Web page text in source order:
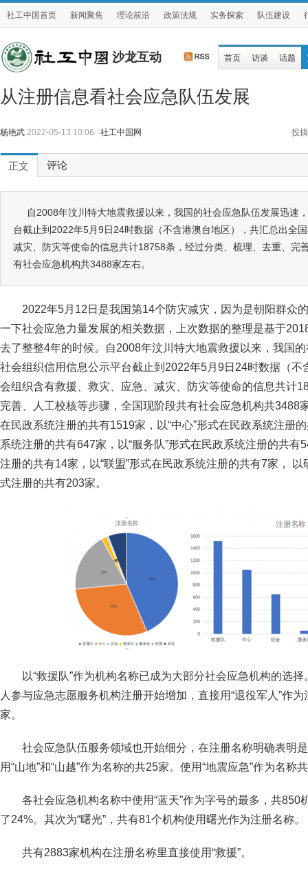
社工中国首页 新闻聚焦 理论前沿 政策法规 实务探索 队伍建设
沙龙互动 首页 访谈 话题
从注册信息看社会应急队伍发展
杨艳武 2022-05-13 10:06 社工中国网 投搞
正文 评论
自2008年汶川特大地震救援以来，我国的社会应急队伍发展迅速
台截止到2022年5月9日24时数据（不含港澳台地区），共汇总出全
减灾、防灾等使命的信息共计18758条，经过分类、梳理、去重、完
有社会应急机构共3488家左右。
2022年5月12日是我国第14个防灾减灾，因为是朝阳群众
一下社会应急力量发展的相关数据，上次数据的整理是基于
去了整整4年的时候。自2008年汶川特大地震救援以来，我国
社会组织信用信息公示平台截止到2022年5月9日24时数据（
会组织含有救援、救灾、应急、减灾、防灾等使命的信息共计
完善、人工校核等步骤，全国现阶段共有社会应急机构共3488
在民政系统注册的共有1519家，以“中心”形式在民政系统注册
系统注册的共有647家，以“服务队”形式在民政系统注册的共有
注册的共有14家，以“联盟”形式在民政系统注册的共有7家，
式注册的共有203家。
以“救援队”作为机构名称已成为大部分社会应急机构的选
人参与应急志愿服务机构注册开始增加，直接用“退役军人”作
家。
社会应急队伍服务领域也开始细分，在注册名称明确表明
用“山地”和“山越”作为名称的共25家。使用“地震应急”作为名称
各社会应急机构名称中使用“蓝天”作为字号的最多，共
了24%。其次为“曙光”，共有81个机构使用曙光作为注册名称。
共有2883家机构在注册名称里直接使用“救援”。